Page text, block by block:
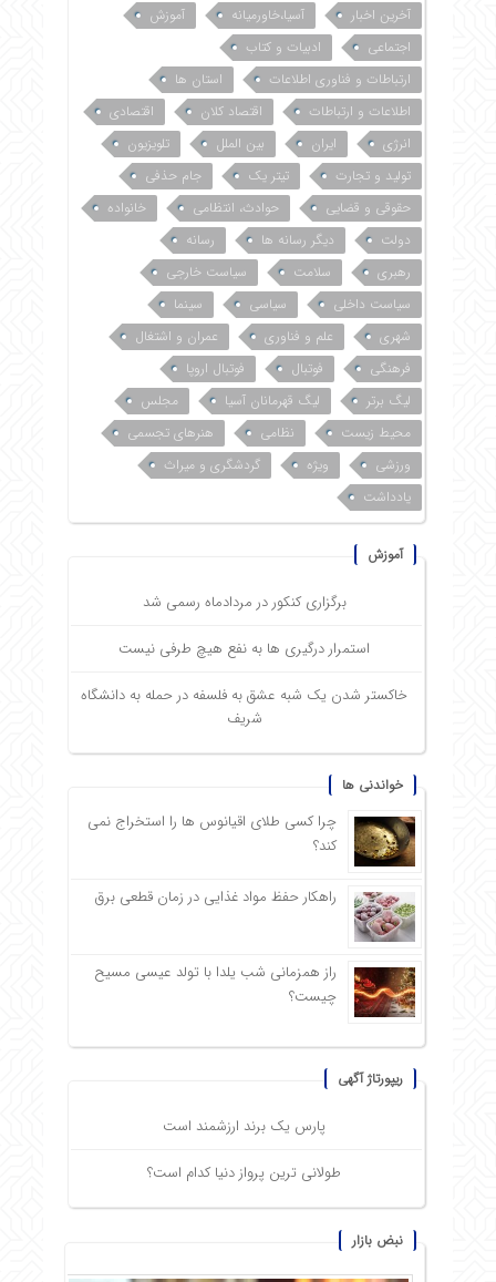
آخرین اخبار آسیا،خاورمیانه
آموزش
اجتماعی
ادبیات و کتاب
ارتباطات و فناوری اطلاعات
استان ها
اطلاعات و ارتباطات
اقتصاد کلان
اقتصادی
انرژی
ایران بین الملل
تلویزیون
تولید و تجارت
تیتر یک
جام حذفی
حقوقی و قضایی
حوادث، انتظامی
خانواده
دولت
دیگر رسانه ها
رسانه
رهبری
سلامت
سیاست خارجی
سیاست داخلی
سیاسی
سینما
شهری
علم و فناوری
عمران و اشتغال
فرهنگی
فوتبال
فوتبال اروپا
لیگ برتر
لیگ قهرمانان آسیا
مجلس
محیط زیست
نظامی
هنرهای تجسمی
ورزشی
ویژه
گردشگری و میراث
یادداشت
آموزش
برگزاری کنکور در مردادماه رسمی شد
استمرار درگیری ها به نفع هیچ طرفی نیست
خاکستر شدن یک شبه عشق به فلسفه در حمله به دانشگاه
شریف
خواندنی ها
چرا کسی طلای اقیانوس ها را استخراج نمی
کند؟
راهکار حفظ مواد غذایی در زمان قطعی برق
راز همزمانی شب یلدا با تولد عیسی مسیح
چیست؟
ریپورتاژ آگهی
پارس یک برند ارزشمند است
طولانی ترین پرواز دنیا کدام است؟
نبض بازار